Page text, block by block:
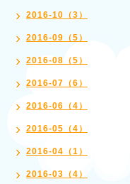
2016-10（3）
2016-09（5）
2016-08（5）
2016-07（6）
2016-06（4）
2016-05（4）
2016-04（1）
2016-03（4）